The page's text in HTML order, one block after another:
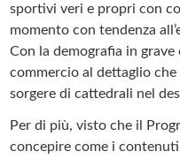
sportivi veri e propri con
momento con tendenza
Con la demografia in
commercio al dettaglio che
sorgere di cattedrali nel
Per di più, visto che il
concepire come i